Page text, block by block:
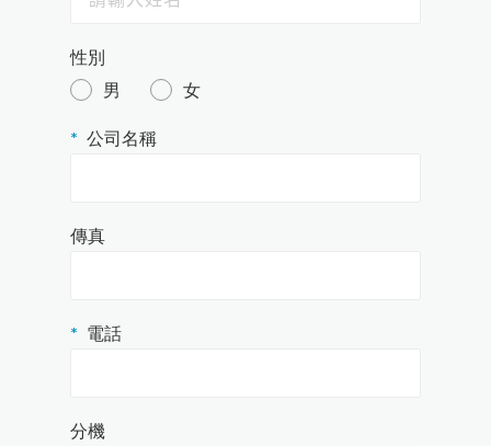
性別
男
女
公司名稱
傳真
電話
分機